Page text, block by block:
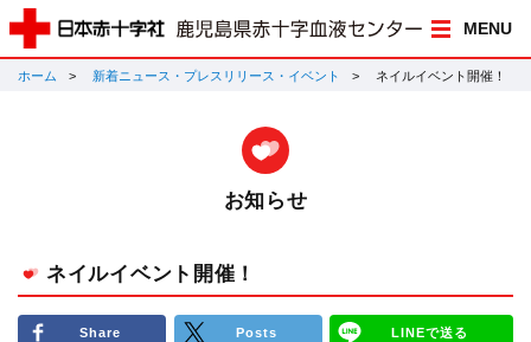
MENU
ホーム 新着ニュース・プレスリリース・イベント ネイルイベント開催！
お知らせ
ネイルイベント開催！
Share Posts LINEで送る